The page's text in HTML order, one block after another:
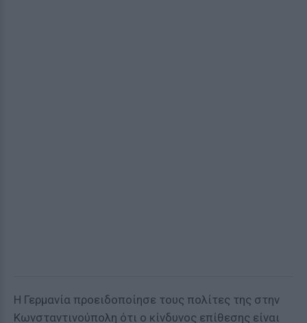
Η Γερμανία προειδοποίησε τους πολίτες της στην
Κωνσταντινούπολη ότι ο κίνδυνος επίθεσης είναι